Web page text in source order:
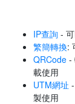
IP查詢 -
繁簡轉換:
QRCode -
載使用
UTM網址
製使用